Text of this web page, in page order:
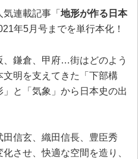
気連載記事「地形が作る日本
年5月号までを単行本化！
鎌倉、甲府…街はどのよう
明を支えてきた「下部構
と「気象」から日本史の出
信玄、織田信長、豊臣秀
させ、快適な空間を造り、